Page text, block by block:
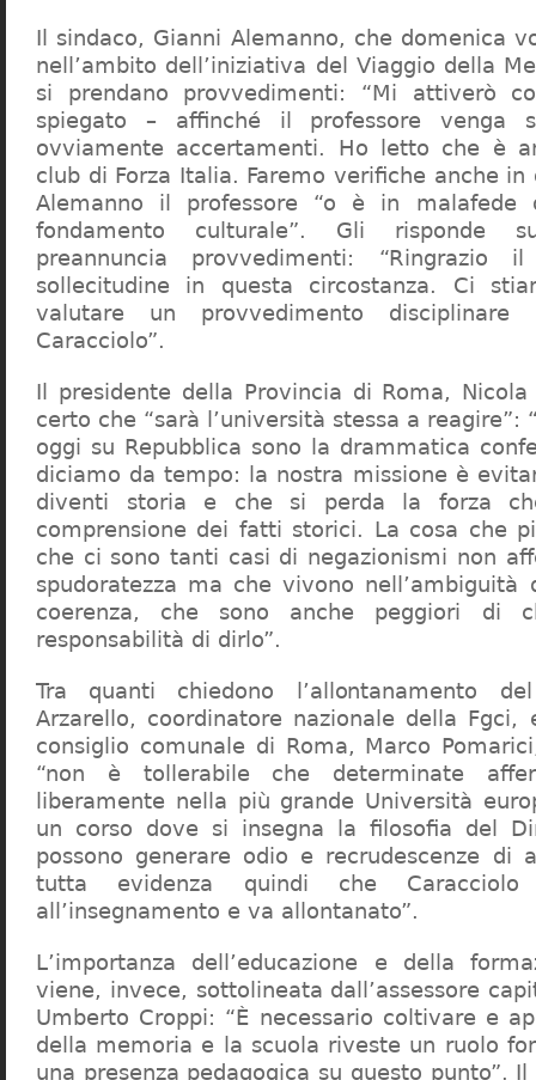
Il sindaco, Gianni Alemanno, che domenica
nell’ambito dell’iniziativa del Viaggio della
si prendano provvedimenti: “Mi attiverò
spiegato – affinché il professore venga
ovviamente accertamenti. Ho letto che è
club di Forza Italia. Faremo verifiche anche in
Alemanno il professore “o è in malafede
fondamento culturale”. Gli risponde
preannuncia provvedimenti:
sollecitudine in questa circostanza. Ci
valutare un provvedimento
Caracciolo”.
Il presidente della Provincia di Roma,
certo che “sarà l’università stessa a reagire”:
oggi su Repubblica sono la drammatica
diciamo da tempo: la nostra missione è
diventi storia e che si perda la forza
comprensione dei fatti storici. La cosa che
che ci sono tanti casi di negazionismi non
spudoratezza ma che vivono nell’ambiguità
coerenza, che sono anche peggiori di
responsabilità di dirlo”.
Tra quanti chiedono l’allontanamento
Arzarello, coordinatore nazionale della
consiglio comunale di Roma, Marco
“non è tollerabile che determinate
liberamente nella più grande Università
un corso dove si insegna la filosofia del
possono generare odio e recrudescenze di
tutta evidenza quindi che
all’insegnamento e va allontanato”.
L’importanza dell’educazione e della
viene, invece, sottolineata dall’assessore
Umberto Croppi: “È necessario coltivare e
della memoria e la scuola riveste un ruolo
una presenza pedagogica su questo punto”.